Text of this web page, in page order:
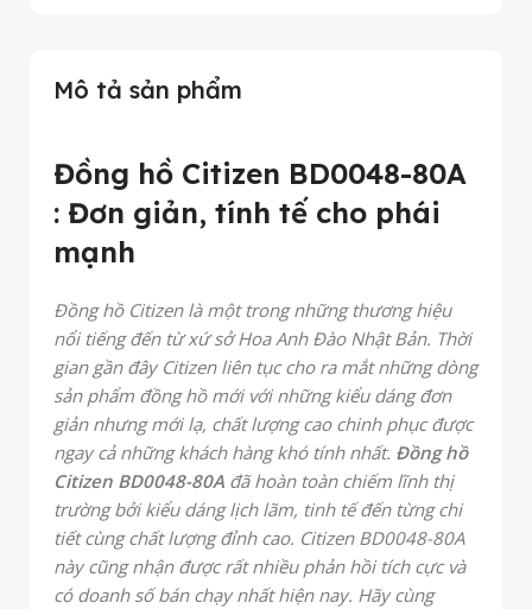
Mô tả sản phẩm
Đồng hồ Citizen BD0048-80A
: Đơn giản, tính tế cho phái
mạnh
Đồng hồ Citizen là một trong những thương hiệu
nổi tiếng đến từ xứ sở Hoa Anh Đào Nhật Bản. Thời
gian gần đây Citizen liên tục cho ra mắt những dòng
sản phẩm đồng hồ mới với những kiểu dáng đơn
giản nhưng mới lạ, chất lượng cao chinh phục được
ngay cả những khách hàng khó tính nhất. Đồng hồ
Citizen BD0048-80A đã hoàn toàn chiếm lĩnh thị
trường bởi kiểu dáng lịch lãm, tinh tế đến từng chi
tiết cùng chất lượng đỉnh cao. Citizen BD0048-80A
này cũng nhận được rất nhiều phản hồi tích cực và
có doanh số bán chạy nhất hiện nay. Hãy cùng